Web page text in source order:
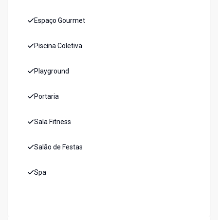
Espaço Gourmet
Piscina Coletiva
Playground
Portaria
Sala Fitness
Salão de Festas
Spa